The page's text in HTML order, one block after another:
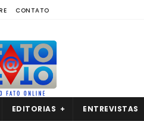
CONTATO
EDITORIAS ENTREVISTAS